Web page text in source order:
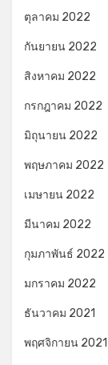
ตุลาคม 2022
กันยายน 2022
สิงหาคม 2022
กรกฎาคม 2022
มิถุนายน 2022
พฤษภาคม 2022
เมษายน 2022
มีนาคม 2022
กุมภาพันธ์ 2022
มกราคม 2022
ธันวาคม 2021
พฤศจิกายน 2021